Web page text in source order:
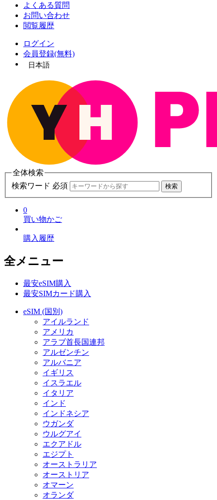
よくある質問
お問い合わせ
閲覧履歴
ログイン
会員登録(無料)
日本語
全体検索
検索ワード 必須
検索
0
買い物かご
購入履歴
全メニュー
最安eSIM購入
最安SIMカード購入
eSIM (国別)
アイルランド
アメリカ
アラブ首長国連邦
アルゼンチン
アルバニア
イギリス
イスラエル
イタリア
インド
インドネシア
ウガンダ
ウルグアイ
エクアドル
エジプト
オーストラリア
オーストリア
オマーン
オランダ